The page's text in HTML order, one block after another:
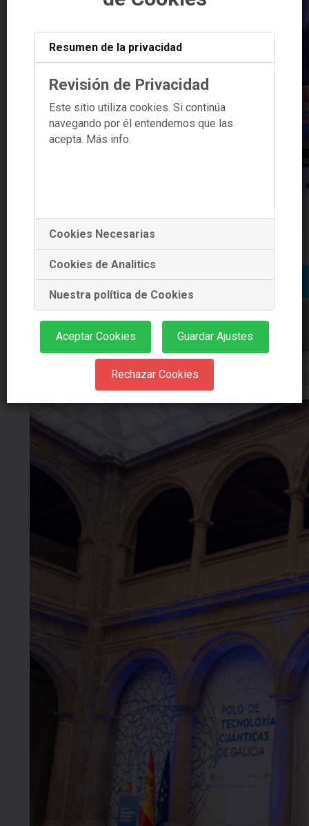
Resumen de la privacidad
Revisión de Privacidad
Este sitio utiliza cookies. Si continúa
navegando por él entendemos que las
acepta. Más info.
Cookies Necesarias
Cookies de Analitics
Nuestra política de Cookies
Aceptar Cookies Guardar Ajustes
Rechazar Cookies